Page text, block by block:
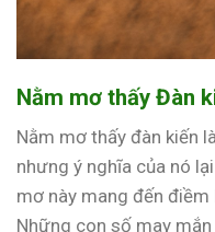
Nằm mơ thấy Đàn
Nằm mơ thấy đàn kiến
nhưng ý nghĩa của nó
mơ này mang đến
Những con số may